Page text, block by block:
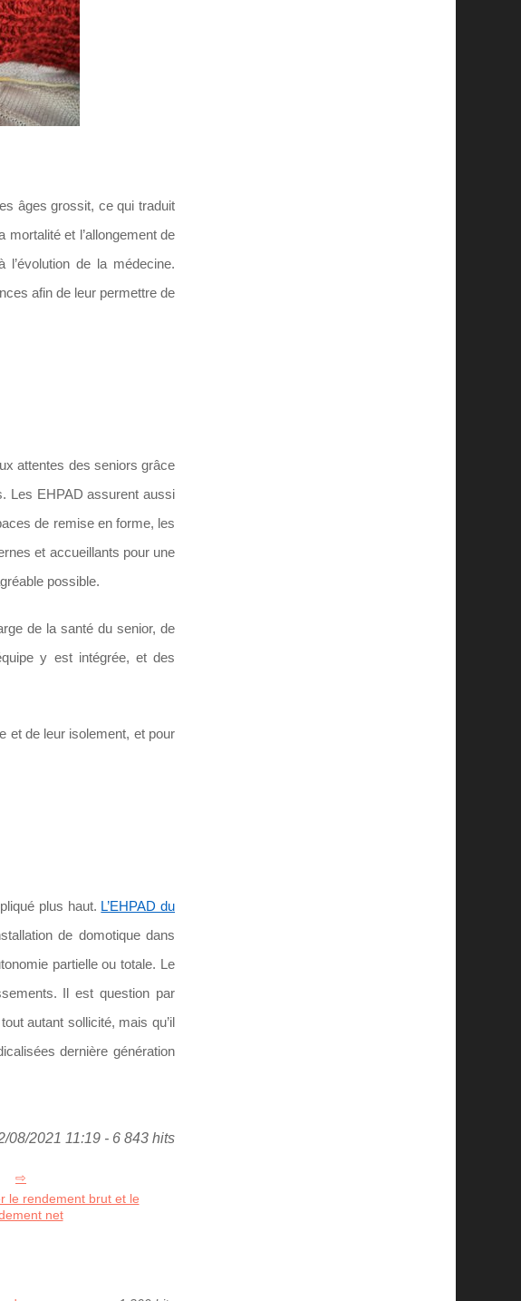
âges grossit, ce qui traduit
et l’allongement de
de la médecine.
afin de leur permettre de
attentes des seniors grâce
Les EHPAD assurent aussi
de remise en forme, les
et accueillants pour une
possible.
de la santé du senior, de
y est intégrée, et des
et de leur isolement, et pour
plus haut. L’EHPAD du
de domotique dans
partielle ou totale. Le
Il est question par
autant sollicité, mais qu’il
dernière génération
08/2021 11:19 - 6 843 hits
le rendement brut et le
net